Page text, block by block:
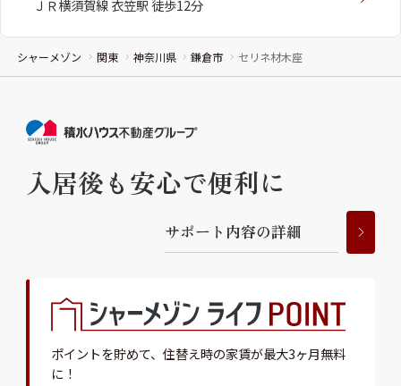
ＪＲ横須賀線 衣笠駅 徒歩12分
シャーメゾン 関東 神奈川県 鎌倉市 セリネ材木座
入居後も安心で便利に
サポー ト 内容の詳細
ポイントを貯めて、 住替え時の家賃が最大3ヶ月無料
に！